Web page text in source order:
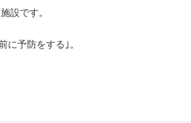
設です。
に予防をする｣。